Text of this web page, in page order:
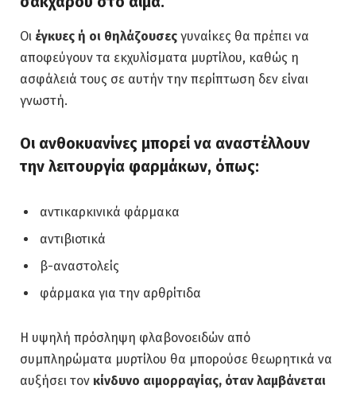
Οι έγκυες ή οι θηλάζουσες γυναίκες θα πρέπει να
αποφεύγουν τα εκχυλίσματα μυρτίλου, καθώς η
ασφάλειά τους σε αυτήν την περίπτωση δεν είναι
γνωστή.
Οι ανθοκυανίνες μπορεί να αναστέλλουν
την λειτουργία φαρμάκων, όπως:
αντικαρκινικά φάρμακα
αντιβιοτικά
β-αναστολείς
φάρμακα για την αρθρίτιδα
Η υψηλή πρόσληψη φλαβονοειδών από
συμπληρώματα μυρτίλου θα μπορούσε θεωρητικά να
αυξήσει τον κίνδυνο αιμορραγίας, όταν λαμβάνεται